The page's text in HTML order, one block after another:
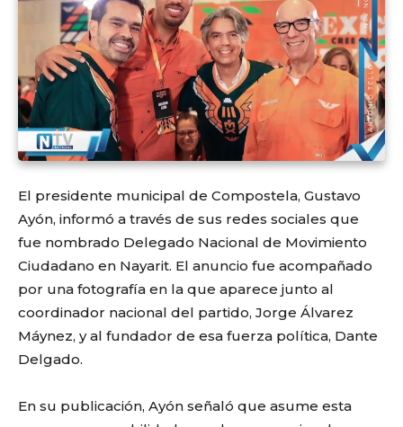
El presidente municipal de Compostela, Gustavo
Ayón, informó a través de sus redes sociales que
fue nombrado Delegado Nacional de Movimiento
Ciudadano en Nayarit. El anuncio fue acompañado
por una fotografía en la que aparece junto al
coordinador nacional del partido, Jorge Álvarez
Máynez, y al fundador de esa fuerza política, Dante
Delgado.
En su publicación, Ayón señaló que asume esta